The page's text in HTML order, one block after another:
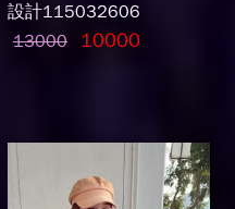
設計115032606
13000
10000